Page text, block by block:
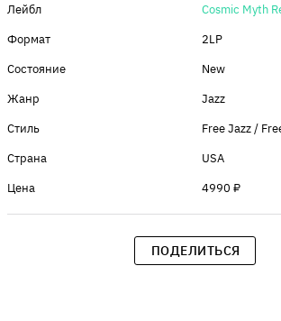
Лейбл
Cosmic Myth
Формат
2LP
Состояние
New
Жанр
Jazz
Стиль
Free Jazz /
Страна
USA
Цена
4990 ₽
ПОДЕЛИТЬСЯ